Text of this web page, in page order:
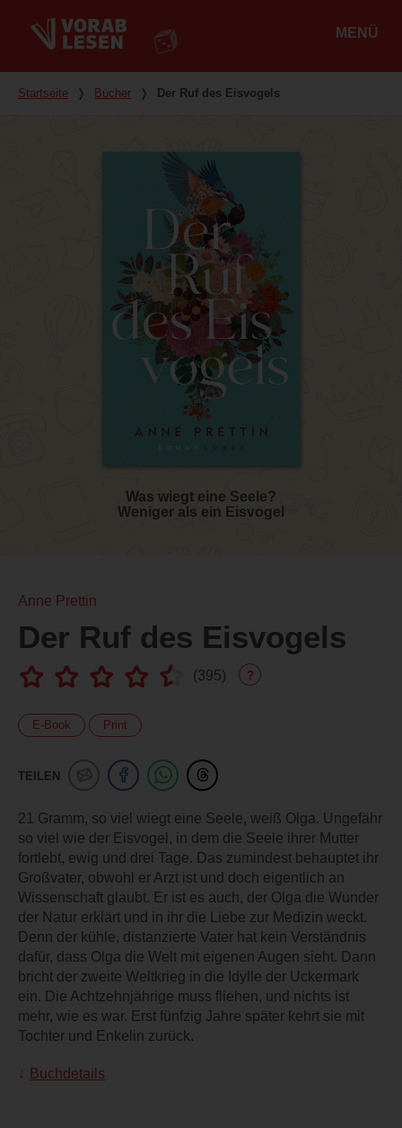
MENÜ
Du bist hier
Startseite ❭ Bücher ❭ Der Ruf des Eisvogels
Was wiegt eine Seele?
Weniger als ein Eisvogel
Anne Prettin
Der Ruf des Eisvogels
(395) ?
E-Book Print
TEILEN
21 Gramm, so viel wiegt eine Seele, weiß Olga. Ungefähr
so viel wie der Eisvogel, in dem die Seele ihrer Mutter
fortlebt, ewig und drei Tage. Das zumindest behauptet ihr
Großvater, obwohl er Arzt ist und doch eigentlich an
Wissenschaft glaubt. Er ist es auch, der Olga die Wunder
der Natur erklärt und in ihr die Liebe zur Medizin weckt.
Denn der kühle, distanzierte Vater hat kein Verständnis
dafür, dass Olga die Welt mit eigenen Augen sieht. Dann
bricht der zweite Weltkrieg in die Idylle der Uckermark
ein. Die Achtzehnjährige muss fliehen, und nichts ist
mehr, wie es war. Erst fünfzig Jahre später kehrt sie mit
Tochter und Enkelin zurück.
Buchdetails